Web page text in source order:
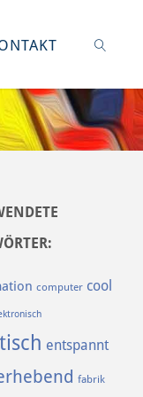
computer cool
entspannt
fabrik